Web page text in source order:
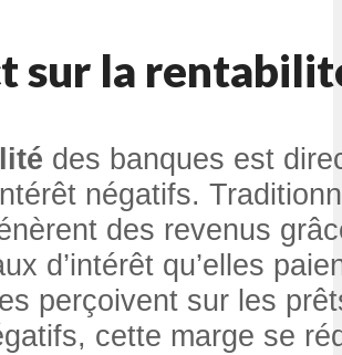
sur la
des banques est
négatifs.
des revenus
d’intérêt qu’elles
perçoivent sur les
cette marge se